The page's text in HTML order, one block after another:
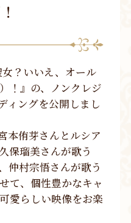
？いいえ、オール
！』の、ノンクレジ
ィングを公開しまし
本侑芽さんとルシア
保瑠美さんが歌う
仲村宗悟さんが歌う
て、個性豊かなキャ
愛らしい映像をお楽